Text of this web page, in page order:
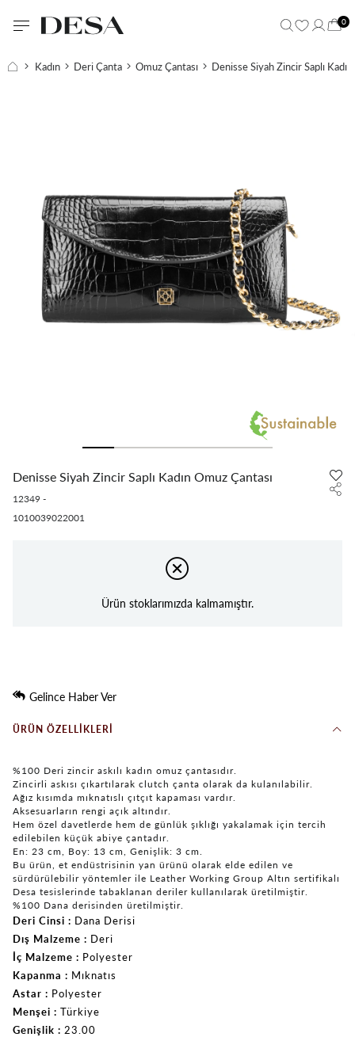
0
Kadın Deri Çanta Omuz Çantası Denisse Siyah Zincir Saplı
Denisse Siyah Zincir Saplı Kadın Omuz Çantası
12349 -
1010039022001
Ürün stoklarımızda kalmamıştır.
Gelince Haber Ver
ÜRÜN ÖZELLIKLERI
%100 Deri zincir askılı kadın omuz çantasıdır.
Zincirli askısı çıkartılarak clutch çanta olarak da kulanılabilir.
Ağız kısımda mıknatıslı çıtçıt kapaması vardır.
Aksesuarların rengi açık altındır.
Hem özel davetlerde hem de günlük şıklığı yakalamak için tercih
edilebilen küçük abiye çantadır.
En: 23 cm, Boy: 13 cm, Genişlik: 3 cm.
Bu ürün, et endüstrisinin yan ürünü olarak elde edilen ve
sürdürülebilir yöntemler ile Leather Working Group Altın sertifikalı
Desa tesislerinde tabaklanan deriler kullanılarak üretilmiştir.
%100 Dana derisinden üretilmiştir.
Deri Cinsi
Dana Derisi
Dış Malzeme
Deri
İç Malzeme
Polyester
Kapanma
Mıknatıs
Astar
Polyester
Menşei
Türkiye
Genişlik
23.00